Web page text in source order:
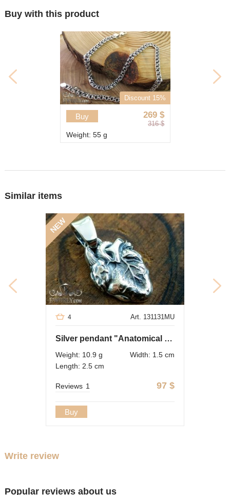
Buy with this product
Discount 15%
269 $
316 $
Buy
Weight: 55 g
Similar items
NEW
Art. 131131MU
4
Silver pendant "Anatomical heart"
Weight: 10.9 g
Width: 1.5 cm
Length: 2.5 cm
97 $
Reviews 1
Buy
Write review
Popular reviews about us